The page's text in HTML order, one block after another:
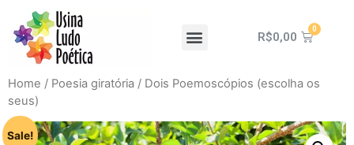
R$0,00
Home / Poesia giratória / Dois Poemoscópios (escolha os
seus)
Sale!